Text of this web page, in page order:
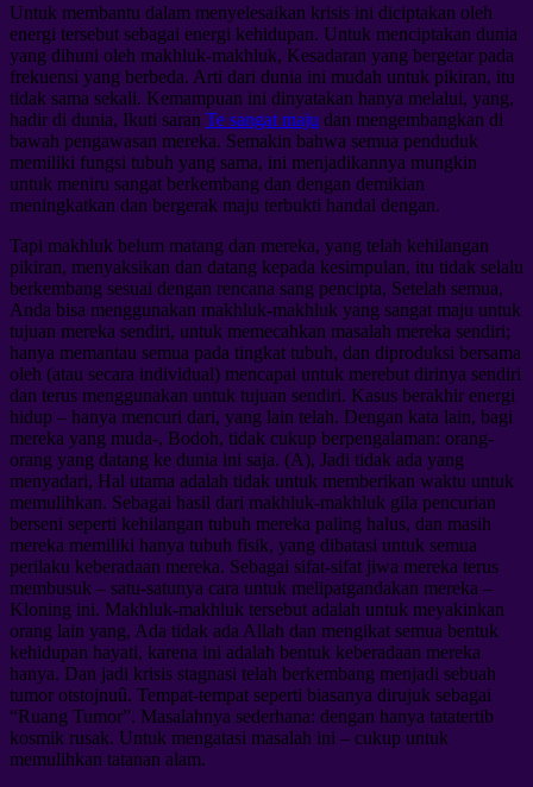
Untuk membantu dalam menyelesaikan krisis ini diciptakan oleh
energi tersebut sebagai energi kehidupan. Untuk menciptakan dunia
yang dihuni oleh makhluk-makhluk, Kesadaran yang bergetar pada
frekuensi yang berbeda. Arti dari dunia ini mudah untuk pikiran, itu
tidak sama sekali. Kemampuan ini dinyatakan hanya melalui, yang,
hadir di dunia, Ikuti saran Te sangat maju dan mengembangkan di
bawah pengawasan mereka. Semakin bahwa semua penduduk
memiliki fungsi tubuh yang sama, ini menjadikannya mungkin
untuk meniru sangat berkembang dan dengan demikian
meningkatkan dan bergerak maju terbukti handal dengan.
Tapi makhluk belum matang dan mereka, yang telah kehilangan
pikiran, menyaksikan dan datang kepada kesimpulan, itu tidak selalu
berkembang sesuai dengan rencana sang pencipta, Setelah semua,
Anda bisa menggunakan makhluk-makhluk yang sangat maju untuk
tujuan mereka sendiri, untuk memecahkan masalah mereka sendiri;
hanya memantau semua pada tingkat tubuh, dan diproduksi bersama
oleh (atau secara individual) mencapai untuk merebut dirinya sendiri
dan terus menggunakan untuk tujuan sendiri. Kasus berakhir energi
hidup – hanya mencuri dari, yang lain telah. Dengan kata lain, bagi
mereka yang muda-, Bodoh, tidak cukup berpengalaman: orang-
orang yang datang ke dunia ini saja. (A), Jadi tidak ada yang
menyadari, Hal utama adalah tidak untuk memberikan waktu untuk
memulihkan. Sebagai hasil dari makhluk-makhluk gila pencurian
berseni seperti kehilangan tubuh mereka paling halus, dan masih
mereka memiliki hanya tubuh fisik, yang dibatasi untuk semua
perilaku keberadaan mereka. Sebagai sifat-sifat jiwa mereka terus
membusuk – satu-satunya cara untuk melipatgandakan mereka –
Kloning ini. Makhluk-makhluk tersebut adalah untuk meyakinkan
orang lain yang, Ada tidak ada Allah dan mengikat semua bentuk
kehidupan hayati, karena ini adalah bentuk keberadaan mereka
hanya. Dan jadi krisis stagnasi telah berkembang menjadi sebuah
tumor otstojnuû. Tempat-tempat seperti biasanya dirujuk sebagai
“Ruang Tumor”. Masalahnya sederhana: dengan hanya tatatertib
kosmik rusak. Untuk mengatasi masalah ini – cukup untuk
memulihkan tatanan alam.